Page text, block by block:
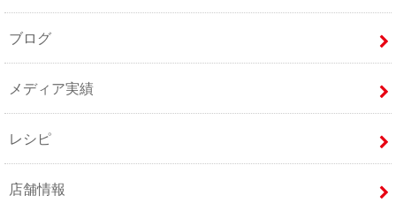
ブログ
メディア実績
レシピ
店舗情報